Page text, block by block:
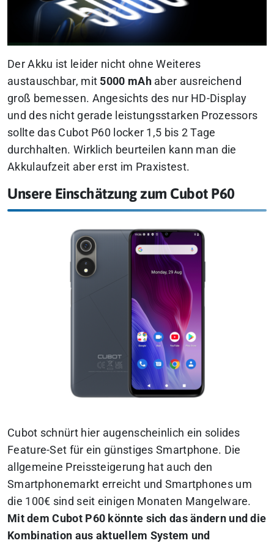
Der Akku ist leider nicht ohne Weiteres
austauschbar, mit 5000 mAhaber ausreichend
groß bemessen. Angesichts des nur HD-Display
und des nicht gerade leistungsstarken Prozessors
sollte das Cubot P60 locker 1,5 bis 2 Tage
durchhalten. Wirklich beurteilen kann man die
Akkulaufzeit aber erst im Praxistest.
Unsere Einschätzung zum Cubot P60
Cubot schnürt hier augenscheinlich ein solides
Feature-Set für ein günstiges Smartphone. Die
allgemeine Preissteigerung hat auch den
Smartphonemarkt erreicht und Smartphones um
die 100€ sind seit einigen Monaten Mangelware.
Mit dem Cubot P60 könnte sich das ändern und die
Kombination aus aktuellem System und